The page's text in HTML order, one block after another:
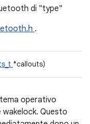
di "type"
.
*callouts)
operativo
wakelock. Questo